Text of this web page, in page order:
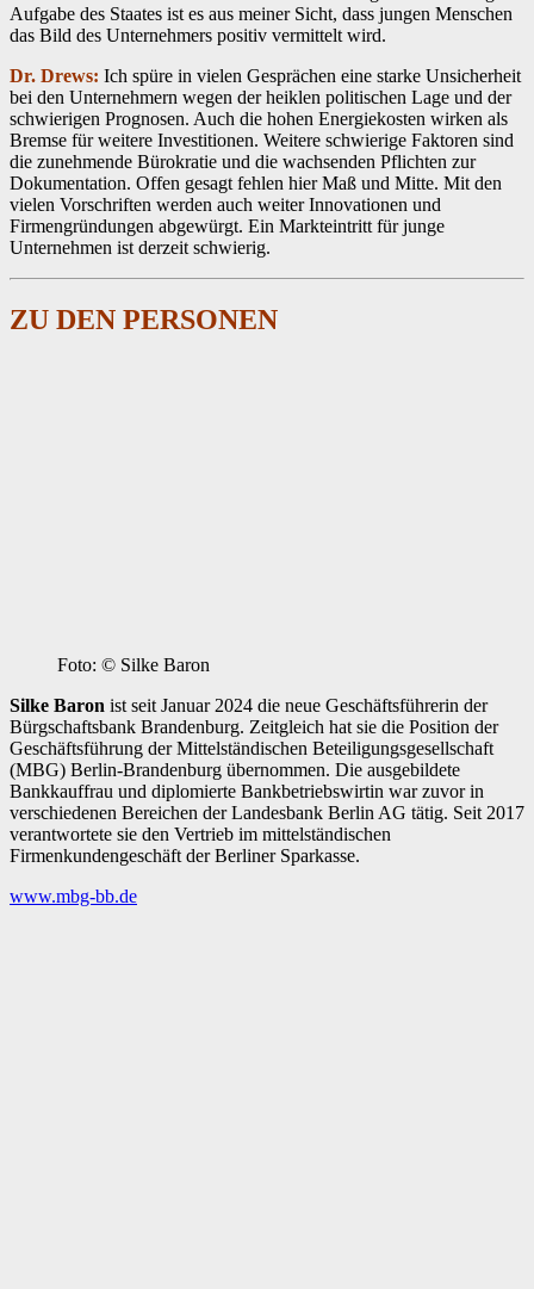
Aufgabe des Staates ist es aus meiner Sicht, dass jungen Menschen
das Bild des Unternehmers positiv vermittelt wird.
Dr. Drews: Ich spüre in vielen Gesprächen eine starke Unsicherheit
bei den Unternehmern wegen der heiklen politischen Lage und der
schwierigen Prognosen. Auch die hohen Energiekosten wirken als
Bremse für weitere Investitionen. Weitere schwierige Faktoren sind
die zunehmende Bürokratie und die wachsenden Pflichten zur
Dokumentation. Offen gesagt fehlen hier Maß und Mitte. Mit den
vielen Vorschriften werden auch weiter Innovationen und
Firmengründungen abgewürgt. Ein Markteintritt für junge
Unternehmen ist derzeit schwierig.
ZU DEN PERSONEN
Foto: © Silke Baron
Silke Baron ist seit Januar 2024 die neue Geschäftsführerin der
Bürgschaftsbank Brandenburg. Zeitgleich hat sie die Position der
Geschäftsführung der Mittelständischen Beteiligungsgesellschaft
(MBG) Berlin-Brandenburg übernommen. Die ausgebildete
Bankkauffrau und diplomierte Bankbetriebswirtin war zuvor in
verschiedenen Bereichen der Landesbank Berlin AG tätig. Seit 2017
verantwortete sie den Vertrieb im mittelständischen
Firmenkundengeschäft der Berliner Sparkasse.
www.mbg-bb.de